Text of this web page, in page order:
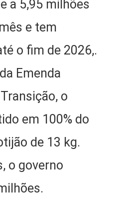
a 5,95 milhões
e tem
o fim de 2026,.
Emenda
o
em 100% do
de 13 kg.
o governo